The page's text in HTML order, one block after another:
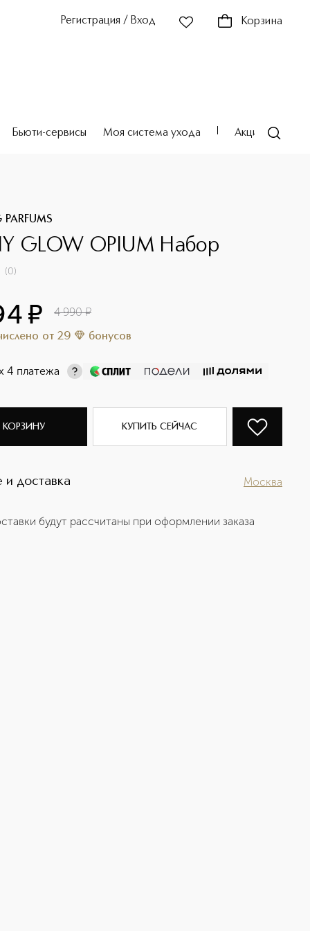
Регистрация / Вход Корзина
Бьюти-сервисы Моя система ухода Акции
PARFUMS
GLOW OPIUM Набор
(0)
¤ 4 990 ¤
от 29 бонусов
4 платежа
КОРЗИНУ КУПИТЬ СЕЙЧАС
и доставка Москва
будут рассчитаны при оформлении заказа